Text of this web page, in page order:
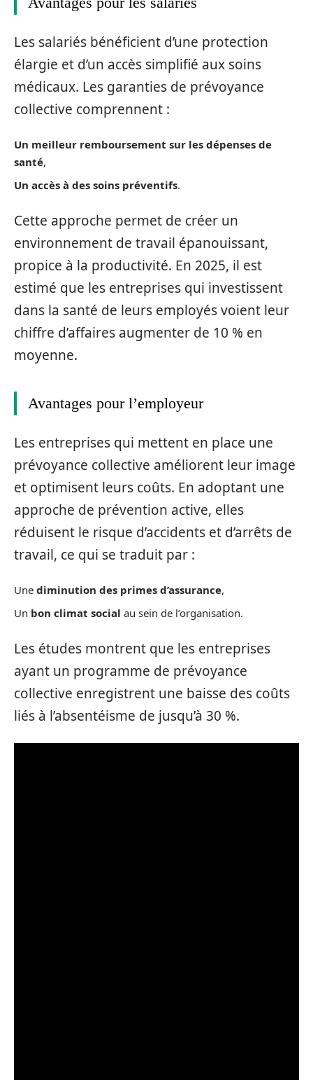
Les salariés bénéficient d’une protection
élargie et d’un accès simplifié aux soins
médicaux. Les garanties de prévoyance
collective comprennent :
Un meilleur remboursement sur les dépenses de
santé,
Un accès à des soins préventifs.
Cette approche permet de créer un
environnement de travail épanouissant,
propice à la productivité. En 2025, il est
estimé que les entreprises qui investissent
dans la santé de leurs employés voient leur
chiffre d’affaires augmenter de 10 % en
moyenne.
Avantages pour l’employeur
Les entreprises qui mettent en place une
prévoyance collective améliorent leur image
et optimisent leurs coûts. En adoptant une
approche de prévention active, elles
réduisent le risque d’accidents et d’arrêts de
travail, ce qui se traduit par :
Une diminution des primes d’assurance,
Un bon climat social au sein de l’organisation.
Les études montrent que les entreprises
ayant un programme de prévoyance
collective enregistrent une baisse des coûts
liés à l’absentéisme de jusqu’à 30 %.